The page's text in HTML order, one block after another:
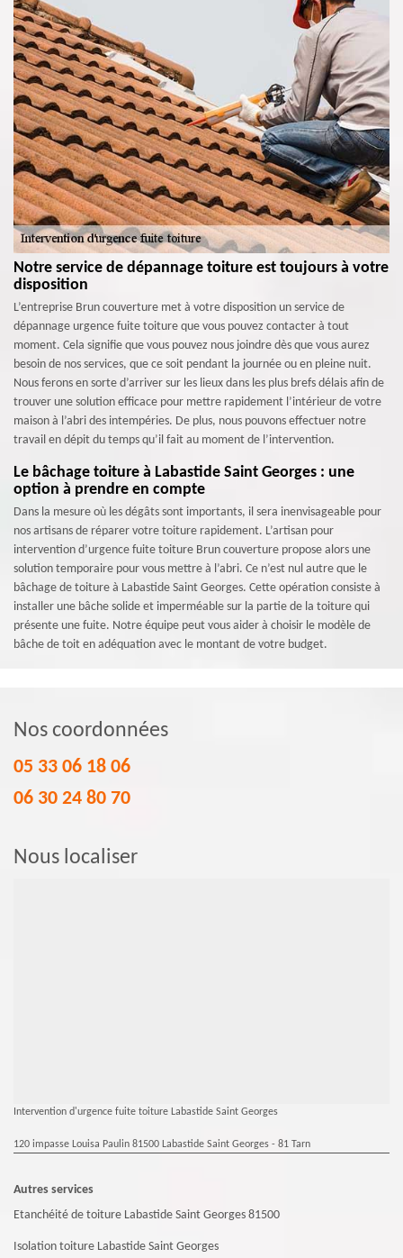
Notre service de dépannage toiture est toujours à votre
disposition
L’entreprise Brun couverture met à votre disposition un service de
dépannage urgence fuite toiture que vous pouvez contacter à tout
moment. Cela signifie que vous pouvez nous joindre dès que vous aurez
besoin de nos services, que ce soit pendant la journée ou en pleine nuit.
Nous ferons en sorte d’arriver sur les lieux dans les plus brefs délais afin de
trouver une solution efficace pour mettre rapidement l’intérieur de votre
maison à l’abri des intempéries. De plus, nous pouvons effectuer notre
travail en dépit du temps qu’il fait au moment de l’intervention.
Le bâchage toiture à Labastide Saint Georges : une
option à prendre en compte
Dans la mesure où les dégâts sont importants, il sera inenvisageable pour
nos artisans de réparer votre toiture rapidement. L’artisan pour
intervention d’urgence fuite toiture Brun couverture propose alors une
solution temporaire pour vous mettre à l’abri. Ce n’est nul autre que le
bâchage de toiture à Labastide Saint Georges. Cette opération consiste à
installer une bâche solide et imperméable sur la partie de la toiture qui
présente une fuite. Notre équipe peut vous aider à choisir le modèle de
bâche de toit en adéquation avec le montant de votre budget.
Nos coordonnées
05 33 06 18 06
06 30 24 80 70
Nous localiser
Intervention d'urgence fuite toiture Labastide Saint Georges
120 impasse Louisa Paulin 81500 Labastide Saint Georges - 81 Tarn
Autres services
Etanchéité de toiture Labastide Saint Georges 81500
Isolation toiture Labastide Saint Georges